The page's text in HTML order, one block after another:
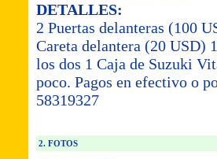
DETALLES:
2 Puertas delanteras (100
Careta delantera (20 USD)
los dos 1 Caja de Suzuki
poco. Pagos en efectivo o
58319327
2. FOTOS